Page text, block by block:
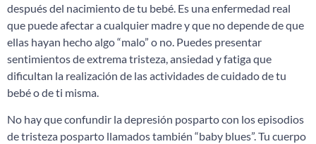
después del nacimiento de tu bebé. Es una enfermedad real
que puede afectar a cualquier madre y que no depende de que
ellas hayan hecho algo “malo” o no. Puedes presentar
sentimientos de extrema tristeza, ansiedad y fatiga que
dificultan la realización de las actividades de cuidado de tu
bebé o de ti misma.
No hay que confundir la depresión posparto con los episodios
de tristeza posparto llamados también “baby blues”. Tu cuerpo